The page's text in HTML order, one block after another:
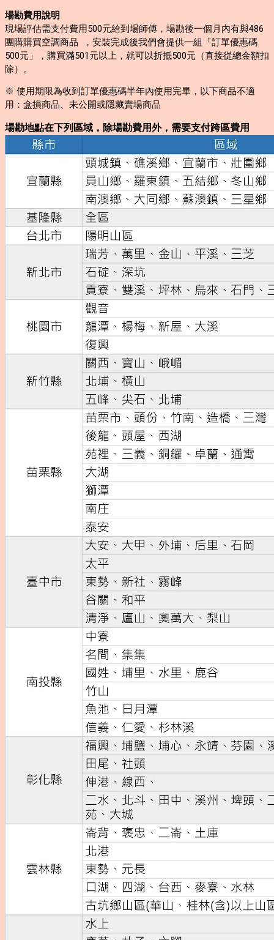
場勘費用說明
現場評估需支付費用500元給到場師傅，場勘後一個月內有與486
團購購買空調商品 ，安裝完成後我們會提供一組「訂單優惠碼
500元」，購買滿501元以上，就可以折抵500元（直接從總金額扣
除）。
※ 使用期限為收到訂單優惠碼半年內使用完畢，以下商品不適
用：盒損商品、未公開或隱藏賣場商品
場勘地點在下列區域，除場勘費用外，需要支付跨區費用